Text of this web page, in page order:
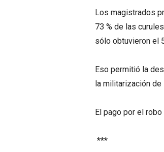
Los magistrados
73 % de las
sólo obtuvieron el
Eso permitió la
la militarización
El pago por el
***